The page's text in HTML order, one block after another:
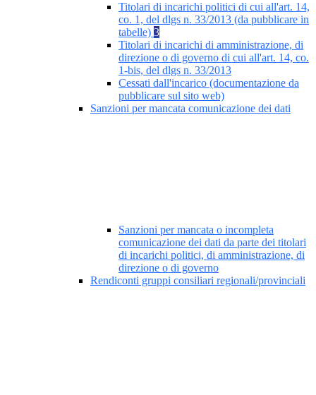
Titolari di incarichi politici di cui all'art. 14,
co. 1, del dlgs n. 33/2013 (da pubblicare in
tabelle) 3
Titolari di incarichi di amministrazione, di
direzione o di governo di cui all'art. 14, co.
1-bis, del dlgs n. 33/2013
Cessati dall'incarico (documentazione da
pubblicare sul sito web)
Sanzioni per mancata comunicazione dei dati
Sanzioni per mancata o incompleta
comunicazione dei dati da parte dei titolari
di incarichi politici, di amministrazione, di
direzione o di governo
Rendiconti gruppi consiliari regionali/provinciali